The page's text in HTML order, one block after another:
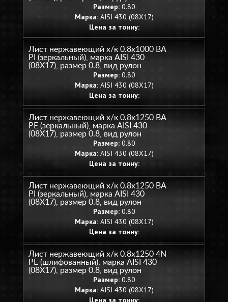
Размер:0.80
Марка:AISI 430 (08Х17)
Цена за тонну:
Лист нержавеющий х/к 0.8х1000 BA
PI (зеркальный), марка AISI 430
(08Х17), размер 0.8, вид рулон
Размер:0.80
Марка:AISI 430 (08Х17)
Цена за тонну:
Лист нержавеющий х/к 0.8х1250 BA
PE (зеркальный), марка AISI 430
(08Х17), размер 0.8, вид рулон
Размер:0.80
Марка:AISI 430 (08Х17)
Цена за тонну:
Лист нержавеющий х/к 0.8х1250 BA
PI (зеркальный), марка AISI 430
(08Х17), размер 0.8, вид рулон
Размер:0.80
Марка:AISI 430 (08Х17)
Цена за тонну:
Лист нержавеющий х/к 0.8х1250 4N
PE (шлифованный), марка AISI 430
(08Х17), размер 0.8, вид рулон
Размер:0.80
Марка:AISI 430 (08Х17)
Цена за тонну: